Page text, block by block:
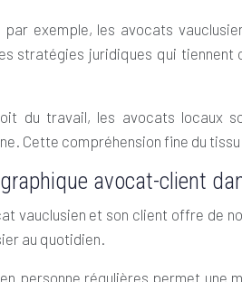
par exemple, les avocats
stratégies juridiques qui
du travail, les avocats locaux
Cette compréhension fine du
avocat-client
vauclusien et son client offre de
au quotidien.
personne régulières permet